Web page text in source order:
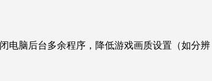
电脑后台多余程序，降低游戏画质设置（如分辨